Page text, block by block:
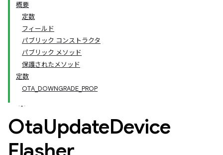
概要
定数
フィールド
パブリック コンストラクタ
パブリック メソッド
保護されたメソッド
定数
OTA_DOWNGRADE_PROP
OtaUpdateDevice